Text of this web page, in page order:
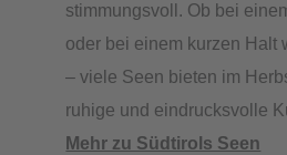
stimmungsvoll. Ob bei
oder bei einem kurzen Halt
– viele Seen bieten im
ruhige und eindrucksvolle
Mehr zu Südtirols Seen